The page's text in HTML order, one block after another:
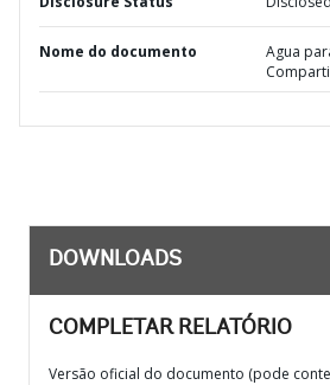
Nome do documento
Agua
DOWNLOADS
COMPLETAR RELATÓRIO
Versão oficial do documento (pode